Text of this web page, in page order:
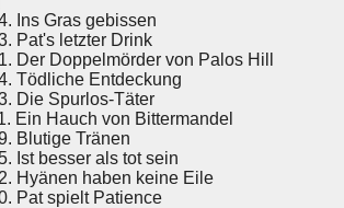
Ins Gras gebissen
Pat's letzter Drink
Der Doppelmörder von Palos Hill
Tödliche Entdeckung
Die Spurlos-Täter
Ein Hauch von Bittermandel
Blutige Tränen
Ist besser als tot sein
Hyänen haben keine Eile
Pat spielt Patience